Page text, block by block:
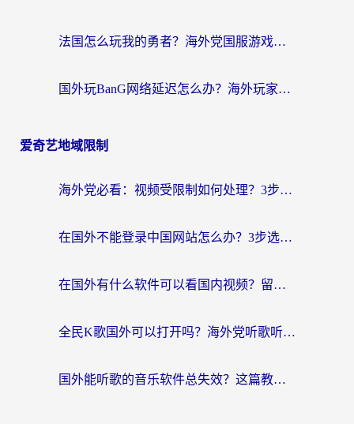
法国怎么玩我的勇者？海外党国服游戏不卡攻略，附3款热门游戏加速实测
国外玩BanG网络延迟怎么办？海外玩家亲测有效的国服游戏加速指南
爱奇艺地域限制
海外党必看：视频受限制如何处理？3步解决国内剧番“看不了”难题
在国外不能登录中国网站怎么办？3步选对回国加速器，无缝刷剧、办业务
在国外有什么软件可以看国内视频？留学生亲测的追剧救星来了
全民K歌国外可以打开吗？海外党听歌听书无限制的实用指南
国外能听歌的音乐软件总失效？这篇教你怎么在海外流畅听网易云